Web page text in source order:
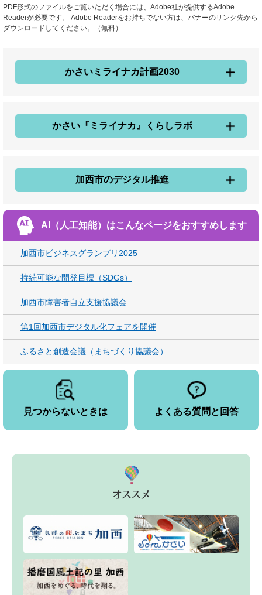
PDF形式のファイルをご覧いただく場合には、Adobe社が提供するAdobe
Readerが必要です。
Adobe Readerをお持ちでない方は、バナーのリンク先から
ダウンロードしてください。（無料）
かさいミライナカ計画2030
かさい『ミライナカ』くらしラボ
加西市のデジタル推進
AI（人工知能）はこんなページをおすすめします
加西市ビジネスグランプリ2025
持続可能な開発目標（SDGs）
加西市障害者自立支援協議会
第1回加西市デジタル化フェアを開催
ふるさと創造会議（まちづくり協議会）
見つからないときは よくある質問と回答